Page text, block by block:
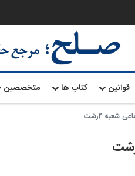
قوانین کتاب ها متخصصین
شعبه 2رشت